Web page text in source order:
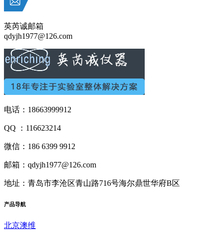
英芮诚邮箱
qdyjh1977@126.com
电话：18663999912
QQ ：116623214
微信：186 6399 9912
邮箱：qdyjh1977@126.com
地址：青岛市李沧区青山路716号海尔鼎世华府B区
产品导航
北京澳维